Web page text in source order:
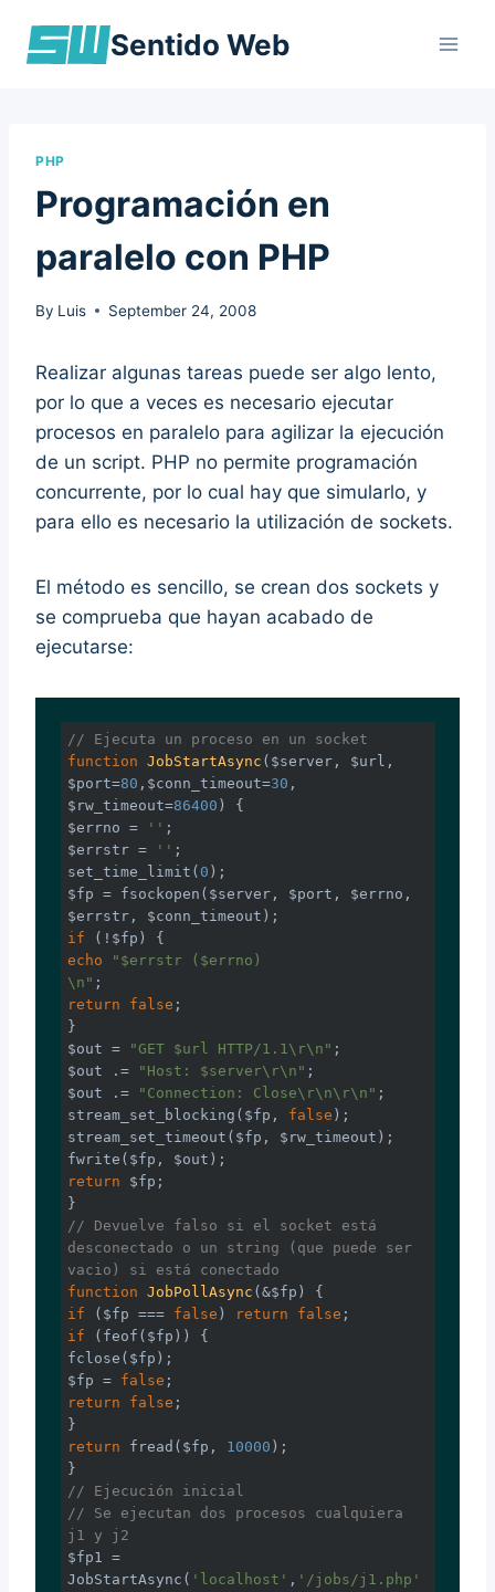
Sentido Web
PHP
Programación en
paralelo con PHP
By Luis September 24, 2008
Realizar algunas tareas puede ser algo lento,
por lo que a veces es necesario ejecutar
procesos en paralelo para agilizar la ejecución
de un script. PHP no permite programación
concurrente, por lo cual hay que simularlo, y
para ello es necesario la utilización de sockets.
El método es sencillo, se crean dos sockets y
se comprueba que hayan acabado de
ejecutarse:
// Ejecuta un proceso en un socket
function JobStartAsync ($server, $url,
$port=80 ,$conn_timeout=30 ,
$rw_timeout=86400 )
{
$errno =
'' ;
$errstr =
'' ;
set_time_limit( 0 );
$fp = fsockopen($server, $port, $errno,
if
echo
"$errstr ($errno)
\n"
return
false ;
}
$out =
"GET $url HTTP/1.1\r\n" ;
$out .=
"Host: $server\r\n" ;
$out .=
"Connection: Close\r\n\r\n" ;
stream_set_blocking($fp, false );
stream_set_timeout($fp, $rw_timeout);
return $fp;
// Devuelve falso si el socket está
desconectado o un string (que puede ser
vacio) si está conectado
function JobPollAsync (&$fp)
if ($fp === false ) return false
if (feof($fp)) {
fclose($fp);
$fp = false
return
false ;
return fread($fp, 10000 );
// Ejecución inicial
// Se ejecutan dos procesos cualquiera
j1 y j2
$fp1 =
JobStartAsync( 'localhost' , '/jobs/j1.php'